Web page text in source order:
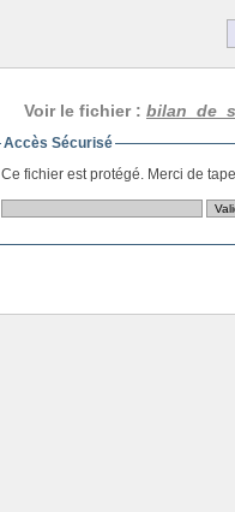
Voir le fichier :
Accès Sécurisé
Ce fichier est protégé. Merci de